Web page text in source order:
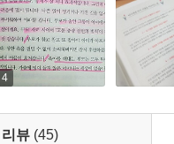
칠 수 있어. 조심해. (불안
만히 있어. (도전 의욕 박탈)
되면 아이는 불안감에 휩
다고 경고할수록 아 이들
4
뷰 (45)